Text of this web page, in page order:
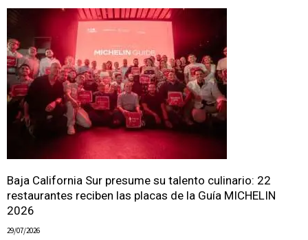
Baja California Sur presume su talento culinario: 22
restaurantes reciben las placas de la Guía MICHELIN
2026
29/07/2026